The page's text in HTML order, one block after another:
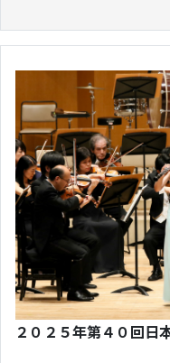
２０２５年第４０回日